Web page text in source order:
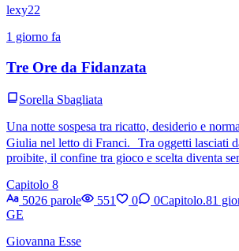
lexy22
1 giorno fa
Tre Ore da Fidanzata
Sorella Sbagliata
Una notte sospesa tra ricatto, desiderio e
Giulia nel letto di Franci. Tra oggetti lasciati
proibite, il confine tra gioco e scelta diventa
Capitolo 8
5026 parole
551 0 0Capitolo.81
GE
Giovanna Esse